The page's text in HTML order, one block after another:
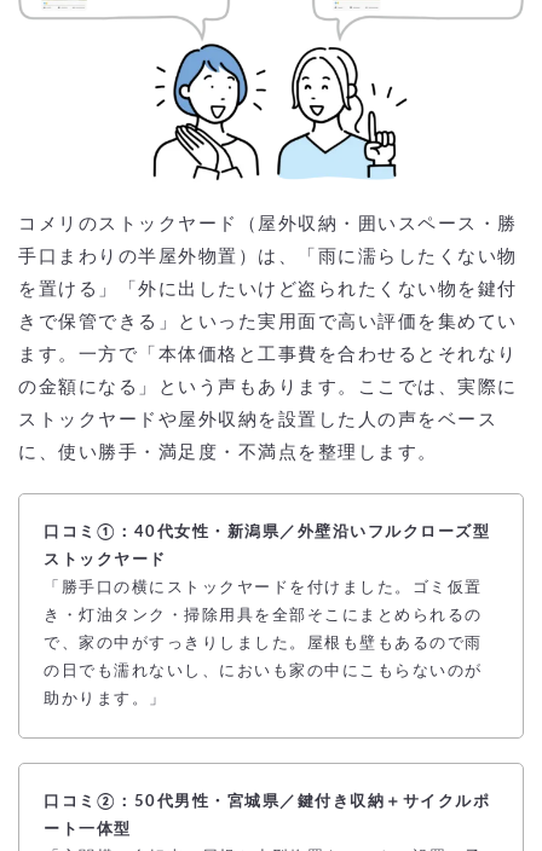
コメリのストックヤード（屋外収納・囲いスペース・勝
手口まわりの半屋外物置）は、「雨に濡らしたくない物
を置ける」「外に出したいけど盗られたくない物を鍵付
きで保管できる」といった実用面で高い評価を集めてい
ます。一方で「本体価格と工事費を合わせるとそれなり
の金額になる」という声もあります。ここでは、実際に
ストックヤードや屋外収納を設置した人の声をベース
に、使い勝手・満足度・不満点を整理します。
口コミ①：40代女性・新潟県／外壁沿いフルクローズ型
ストックヤード
「勝手口の横にストックヤードを付けました。ゴミ仮置
き・灯油タンク・掃除用具を全部そこにまとめられるの
で、家の中がすっきりしました。屋根も壁もあるので雨
の日でも濡れないし、においも家の中にこもらないのが
助かります。」
口コミ②：50代男性・宮城県／鍵付き収納＋サイクルポ
ート一体型